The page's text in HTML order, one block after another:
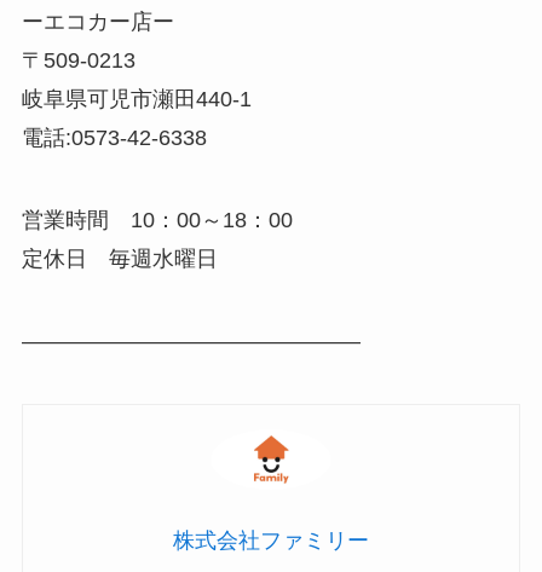
ーエコカー店ー
〒509-0213
岐阜県可児市瀬田440-1
電話:0573-42-6338
営業時間 10：00～18：00
定休日 毎週水曜日
———————————————–
株式会社ファミリー